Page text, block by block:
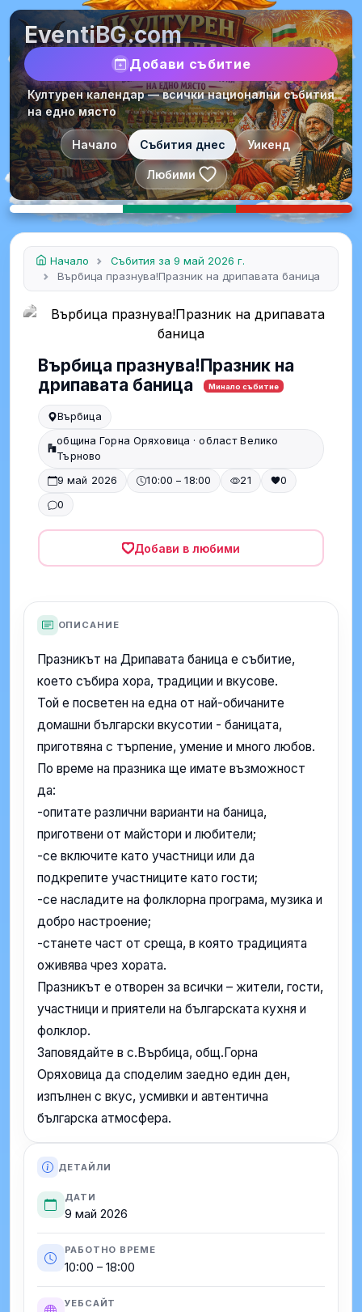
EventiBG.com
Добави събитие
Културен календар — всички национални събития
на едно място
Начало Събития днес Уикенд
Любими
Начало
Събития за 9 май 2026 г.
Върбица празнува!Празник на дрипавата баница
Върбица празнува!Празник на
дрипавата баница
Минало събитие
Върбица
община Горна Оряховица · област Велико
Търново
9 май 2026
10:00 – 18:00 21
0
0
Добави в любими
ОПИСАНИЕ
Празникът на Дрипавата баница е събитие,
което събира хора, традиции и вкусове.
Той е посветен на една от най-обичаните
домашни български вкусотии - баницата,
приготвяна с търпение, умение и много любов.
По време на празника ще имате възможност
да:
-опитате различни варианти на баница,
приготвени от майстори и любители;
-се включите като участници или да
подкрепите участниците като гости;
-се насладите на фолклорна програма, музика и
добро настроение;
-станете част от среща, в която традицията
оживява чрез хората.
Празникът е отворен за всички – жители, гости,
участници и приятели на българската кухня и
фолклор.
Заповядайте в с.Върбица, общ.Горна
Оряховица да споделим заедно един ден,
изпълнен с вкус, усмивки и автентична
българска атмосфера.
ДЕТАЙЛИ
ДАТИ
9 май 2026
РАБОТНО ВРЕМЕ
10:00 – 18:00
УЕБСАЙТ